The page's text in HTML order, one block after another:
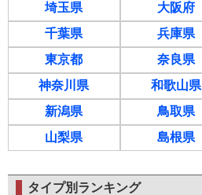
埼玉県
千葉県
東京都
神奈川県
新潟県
山梨県
大阪府
兵庫県
奈良県
和歌山県
鳥取県
島根県
タイプ別ランキング